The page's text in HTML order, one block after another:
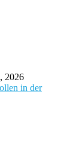
2026
in der